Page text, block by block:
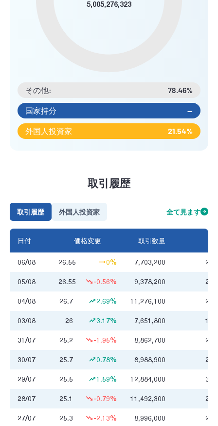
5,005,276,323
その他: 78.46%
国家持分 --
外国人投資家 21.54%
取引履歴
取引履歴 外国人投資家 全て見ます
日付 価格変更 取引数量
06/08 26.55 0% 7,703,200
05/08 26.55 -0.56% 9,378,200
04/08 26.7 2.69% 11,276,100
03/08 26 3.17% 7,651,800
31/07 25.2 -1.95% 8,862,700
30/07 25.7 0.78% 8,988,900
29/07 25.5 1.59% 12,884,000
28/07 25.1 -0.79% 11,492,300
27/07 25.3 -2.13% 8,996,000